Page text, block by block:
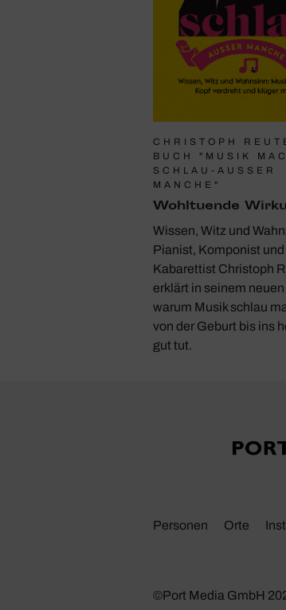
CHRISTOPH
BUCH "MUSIK
SCHLAU-AUSSER M
ANCHE"
Wohl­tu­ende
Wissen, Witz und
Pianist, Komponist und
Kabarettist Christoph
erklärt in seinem neuen
warum Musik schlau
von der Geburt bis ins
gut tut.
Personen Orte
©Port Media GmbH